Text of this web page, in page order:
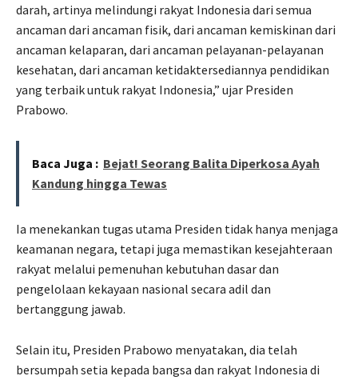
darah, artinya melindungi rakyat Indonesia dari semua
ancaman dari ancaman fisik, dari ancaman kemiskinan dari
ancaman kelaparan, dari ancaman pelayanan-pelayanan
kesehatan, dari ancaman ketidaktersediannya pendidikan
yang terbaik untuk rakyat Indonesia,” ujar Presiden
Prabowo.
Baca Juga : Bejat! Seorang Balita Diperkosa Ayah
Kandung hingga Tewas
Ia menekankan tugas utama Presiden tidak hanya menjaga
keamanan negara, tetapi juga memastikan kesejahteraan
rakyat melalui pemenuhan kebutuhan dasar dan
pengelolaan kekayaan nasional secara adil dan
bertanggung jawab.
Selain itu, Presiden Prabowo menyatakan, dia telah
bersumpah setia kepada bangsa dan rakyat Indonesia di